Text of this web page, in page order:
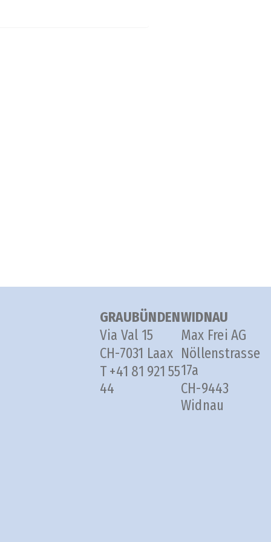
GRAUBÜNDEN
Via Val 15
CH-7031 Laax
T +41 81 921 55
44
WIDNAU
Max Frei AG
Nöllenstrasse
17a
CH-9443
Widnau